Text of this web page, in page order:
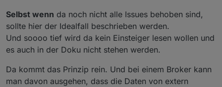
weitere Datenpunkte anscheinend selbst unter state1
anlegen,
obwohl dies kein Objekt enthält (war mir
auch neu)- aber unter state2 kann ich immer noch
nichts anlegen.
Es ist nun möglich Objekte anzulegen, selbst wenn
das Parent kein Objekt hat.Allerdings kann ich immer
noch keine Objekte unter states anlegen (also in der
Admin Oberfläche).
Wird das extern gepublished, dann legt es der
Adapter an
- das müsste man dann halt ggf. so
Selbst wenn da noch nicht alle Issues behoben sind,
sollte hier der Idealfall beschrieben werden.
Und soooo tief wird da kein Einsteiger lesen wollen und
es auch in der Doku nicht stehen werden.
Da kommt das Prinzip rein. Und bei einem Broker kann
man davon ausgehen, dass die Daten von extern